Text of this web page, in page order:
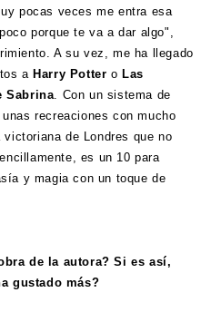
pocas veces me entra esa
porque te va a dar algo",
A su vez, me ha llegado
a Harry Pottero Las
Sabrina. Con un sistema de
recreaciones con mucho
de Londres que no
es un 10 para
y magia con un toque de
de la autora? Si es así,
gustado más?